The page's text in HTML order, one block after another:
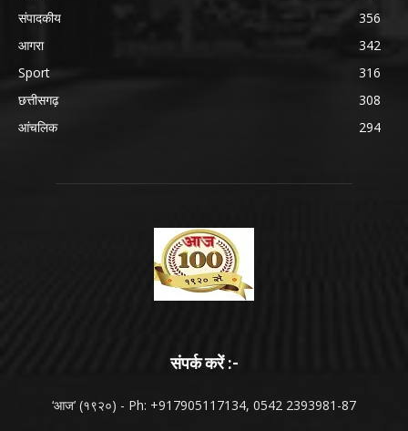
संपादकीय
356
आगरा
342
Sport
316
छत्तीसगढ़
308
आंचलिक
294
संपर्क करें :-
‘आज’ (१९२०) - Ph: +917905117134, 0542 2393981-87